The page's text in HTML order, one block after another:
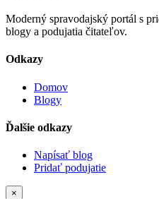
Moderný spravodajský portál s
blogy a podujatia čitateľov.
Odkazy
Domov
Blogy
Ďalšie odkazy
Napísať blog
Pridať podujatie
×